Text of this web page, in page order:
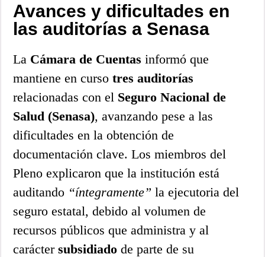
Avances y dificultades en
las auditorías a Senasa
La Cámara de Cuentas informó que
mantiene en cursotres auditorías
relacionadas con el Seguro Nacional de
Salud (Senasa), avanzando pese a las
dificultades en la obtención de
documentación clave. Los miembros del
Pleno explicaron que la institución está
auditando “íntegramente” la ejecutoria del
seguro estatal, debido al volumen de
recursos públicos que administra y al
caráctersubsidiado de parte de su